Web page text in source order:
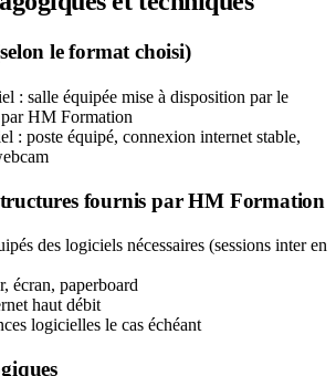
le format choisi)
: salle équipée mise à disposition par le
HM Formation
: poste équipé, connexion internet stable,
fournis par HM Formation
des logiciels nécessaires (sessions inter en
écran, paperboard
haut débit
logicielles le cas échéant